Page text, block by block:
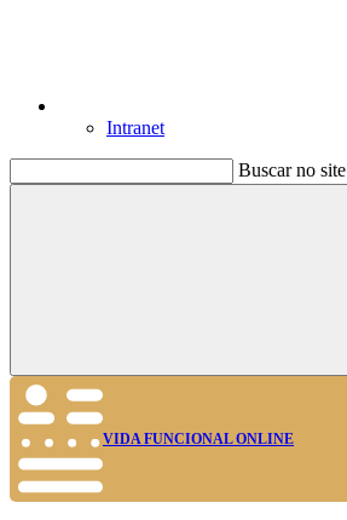
Intranet
Buscar no site
Buscar
VIDA FUNCIONAL ONLINE